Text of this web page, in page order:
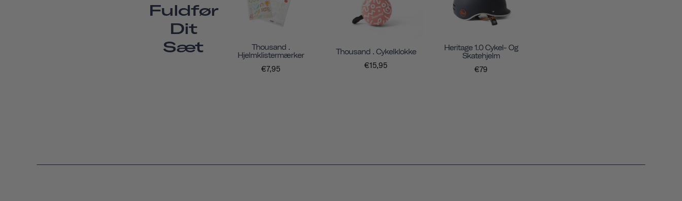
Fuldfør
Dit
Sæt
Thousand .
Hjelmklistermærker
€7,95
Thousand . Cykelklokke
€15,95
Heritage 1.0 Cykel- Og
Skatehjelm
€79